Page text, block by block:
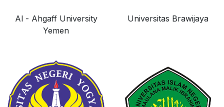
Al - Ahgaff University
Yemen
Universitas Brawijaya